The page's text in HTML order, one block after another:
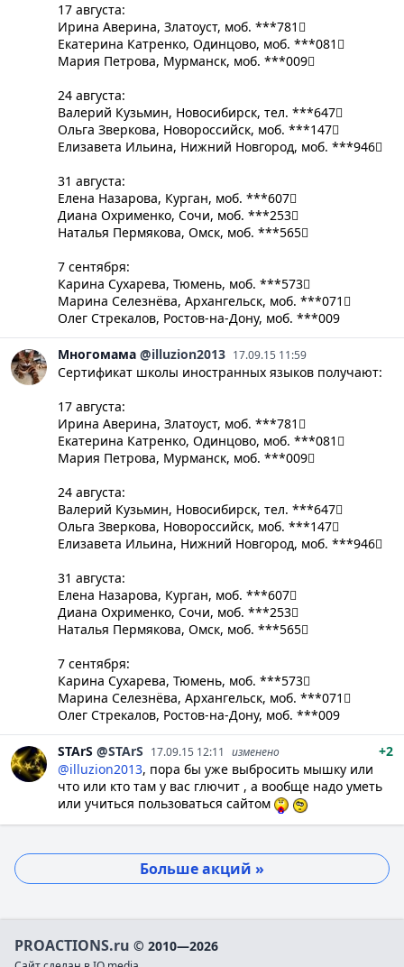
17 августа:
​​​Ирина Аверина, Златоуст, моб. ***781
Екатерина Катренко, Одинцово, моб. ***081
Мария Петрова, Мурманск, моб. ***009
​24 августа:
Валерий Кузьмин, Новосибирск, тел. ***647
Ольга Зверкова, Новороссийск, моб. ***147
Елизавета Ильина, Нижний Новгород, моб. ***946
​31 августа:
Елена Назарова, Курган, моб. ***607
Диана Охрименко, Сочи, моб. ***253
Наталья Пермякова, Омск, моб. ***565
​7 сентября:
Карина Сухарева, Тюмень, моб. ***573
Марина Селезнёва, Архангельск, моб. ***071
Олег Стрекалов, Ростов-на-Дону, моб. ***009
Многомама @illuzion2013 17.09.15 11:59
Сертификат школы иностранных языков получают:
17 августа:
​​​Ирина Аверина, Златоуст, моб. ***781
Екатерина Катренко, Одинцово, моб. ***081
Мария Петрова, Мурманск, моб. ***009
​24 августа:
Валерий Кузьмин, Новосибирск, тел. ***647
Ольга Зверкова, Новороссийск, моб. ***147
Елизавета Ильина, Нижний Новгород, моб. ***946
​31 августа:
Елена Назарова, Курган, моб. ***607
Диана Охрименко, Сочи, моб. ***253
Наталья Пермякова, Омск, моб. ***565
​7 сентября:
Карина Сухарева, Тюмень, моб. ***573
Марина Селезнёва, Архангельск, моб. ***071
Олег Стрекалов, Ростов-на-Дону, моб. ***009
STArS @STArS 17.09.15 12:11 изменено
+2
@illuzion2013, пора бы уже выбросить мышку или
что или кто там у вас глючит , а вообще надо уметь
или учиться пользоваться сайтом
Больше акций »
PROACTIONS.ru © 2010—2026